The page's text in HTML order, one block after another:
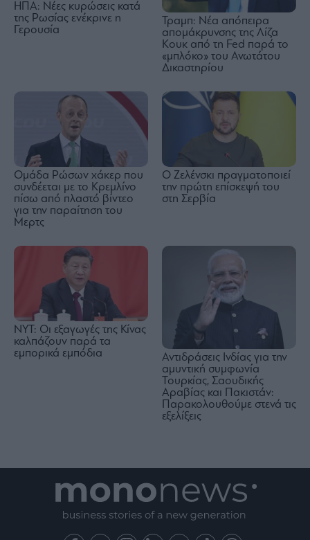
ΗΠΑ: Νέες κυρώσεις κατά
της Ρωσίας ενέκρινε η
Γερουσία
Τραμπ: Νέα απόπειρα
απομάκρυνσης της Λίζα
Κουκ από τη Fed παρά το
«μπλόκο» του Ανωτάτου
Δικαστηρίου
Ομάδα Ρώσων χάκερ που
συνδέεται με το Κρεμλίνο
πίσω από πλαστό βίντεο
για την παραίτηση του
Μερτς
Ο Ζελένσκι πραγματοποιεί
την πρώτη επίσκεψή του
στη Σερβία
NYT: Οι εξαγωγές της Κίνας
καλπάζουν παρά τα
εμπορικά εμπόδια
Αντιδράσεις Ινδίας για την
αμυντική συμφωνία
Τουρκίας, Σαουδικής
Αραβίας και Πακιστάν:
Παρακολουθούμε στενά τις
εξελίξεις